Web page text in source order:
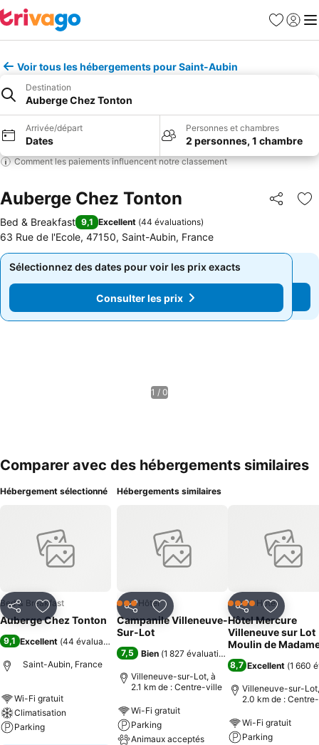
Favoris
Se
Voir tous les hébergements pour Saint-Aubin
Destination
Auberge Chez Tonton
Arrivée/départ
Dates
Personnes et chambres
2 personnes, 1 chambre
Comment les paiements influencent notre classement
Auberge Chez Tonton Partager
Bed & Breakfast 9,1 Excellent (44 évaluations)
63 Rue de l'Ecole, 47150, Saint-Aubin, France
Sélectionnez des dates pour voir les prix exacts
Consulter les prix
Sélectionnez des dates pour voir les prix exacts
Consulter les prix
1 / 0
Comparer avec des hébergements similaires
Hébergement sélectionné
PartagerAjouter à mes favoris
Bed & Breakfast
Auberge Chez Tonton
9,1 Excellent (44 évaluations
Saint-Aubin, France
Wi-Fi gratuit
Climatisation
Parking
Hébergements similaires
PartagerAjouter à mes favoris
3 ÉtoilesHôtel
Campanile Villeneuve-
Sur-Lot
7,5 Bien (1 827 évaluations
Villeneuve-sur-Lot, à
2.1 km de : Centre-ville
Wi-Fi gratuit
Parking
Animaux acceptés
PartagerAjouter
4 ÉtoilesHôtel
Hôtel Mercure
Villeneuve sur Lot
Moulin de
8,7 Excellent (1 660
Villeneuve-sur-
2.0 km de :
Wi-Fi gratuit
Parking